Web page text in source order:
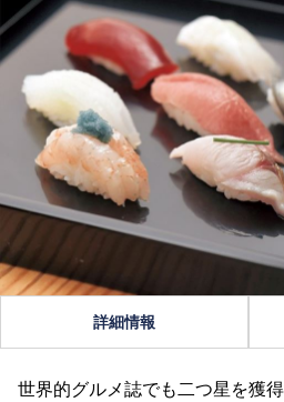
詳細情報
世界的グルメ誌でも二つ星を獲